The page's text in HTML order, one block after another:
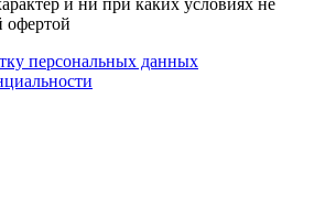
офертой
персональных данных